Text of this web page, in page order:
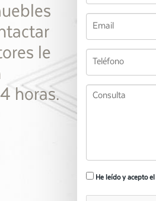
le
horas.
He leído y acepto el